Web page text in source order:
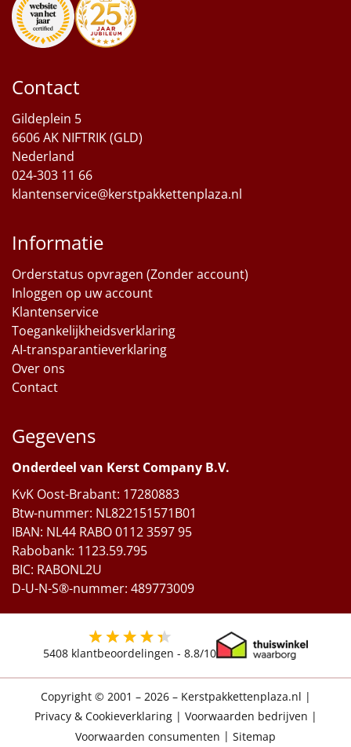
Ideeën
Personeel
Doe het zelf
Sinterklaaspakketten
Particulier
Kerstgeschenken 2026
Relatiegeschenken
Cadeaubon
Per stuk
Alle overige
Contact
Gildeplein 5
6606 AK NIFTRIK (GLD)
Nederland
024-303 11 66
klantenservice@kerstpakkettenplaza.nl
Informatie
Orderstatus opvragen (Zonder account)
Inloggen op uw account
Klantenservice
Toegankelijkheidsverklaring
AI-transparantieverklaring
Over ons
Contact
Gegevens
Onderdeel van Kerst Company B.V.
KvK Oost-Brabant: 17280883
Btw-nummer: NL822151571B01
IBAN: NL44 RABO 0112 3597 95
Rabobank: 1123.59.795
BIC: RABONL2U
D-U-N-S®-nummer: 489773009
5408 klantbeoordelingen - 8.8/10
Copyright © 2001 – 2026 – Kerstpakkettenplaza.nl |
Privacy & Cookieverklaring| Voorwaarden bedrijven |
Voorwaarden consumenten | Sitemap